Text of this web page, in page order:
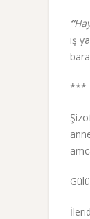
“
iş
***